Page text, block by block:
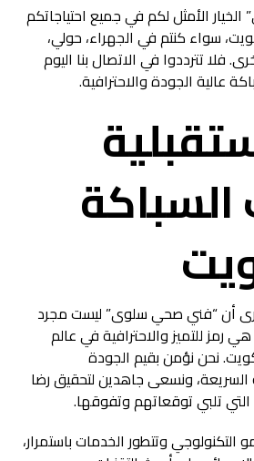
الأمثل لكم في جميع احتياجاتكم
سواء كنتم في الجهراء، حولي،
فلا تترددوا في الاتصال بنا اليوم
عالية الجودة والاحترافية.
أن “فني صحي سلوى” ليست مجرد
رمز للتميز والاحترافية في عالم
نحن نؤمن بقيم الجودة
السريعة، ونسعى جاهدين لتحقيق رضا
التي تلبي توقعاتهم وتفوقها.
التكنولوجي وتتطور الخدمات باستمرار،